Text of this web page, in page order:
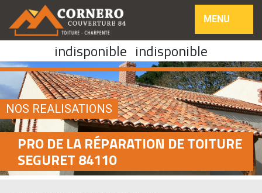
MENU
indisponible indisponible
NOS REALISATIONS
PRO DE LA RÉPARATION DE TOITURE
SEGURET 84110